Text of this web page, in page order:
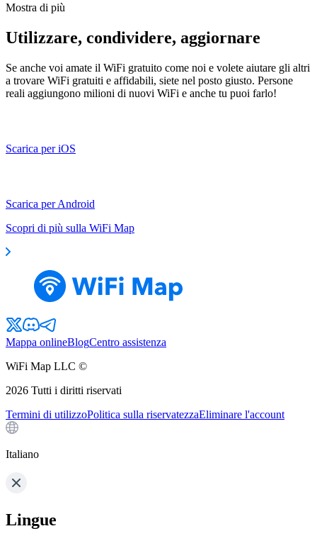
Mostra di più
Utilizzare, condividere, aggiornare
Se anche voi amate il WiFi gratuito come noi e volete aiutare gli altri
a trovare WiFi gratuiti e affidabili, siete nel posto giusto. Persone
reali aggiungono milioni di nuovi WiFi e anche tu puoi farlo!
Scarica per iOS
Scarica per Android
Scopri di più sulla WiFi Map
Mappa onlineBlogCentro assistenza
WiFi Map LLC ©
2026 Tutti i diritti riservati
Termini di utilizzoPolitica sulla riservatezzaEliminare l'account
Italiano
Lingue